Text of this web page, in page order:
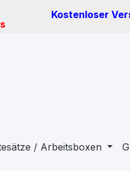
Kostenloser
/ Arbeitsboxen